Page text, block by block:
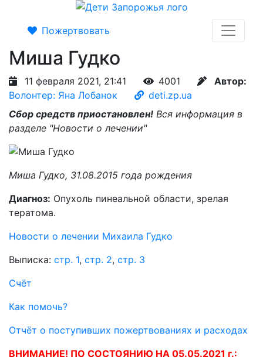
Пожертвовать
Миша Гудко
11 февраля 2021, 21:41 4001
Автор:
Волонтер: Яна Лобанок
deti.zp.ua
Сбор средств приостановлен! Вся информация в
разделе "Новости о лечении"
Миша Гудко, 31.08.2015 года рождения
Диагноз: Опухоль пинеальной области, зрелая
тератома.
Новости о лечении Михаила Гудко
Выписка: стр. 1, стр. 2, стр. 3
Счёт
Как помочь?
Отчёт о поступивших пожертвованиях и расходах
ВНИМАНИЕ! ПО СОСТОЯНИЮ НА 05.05.2021 г.: